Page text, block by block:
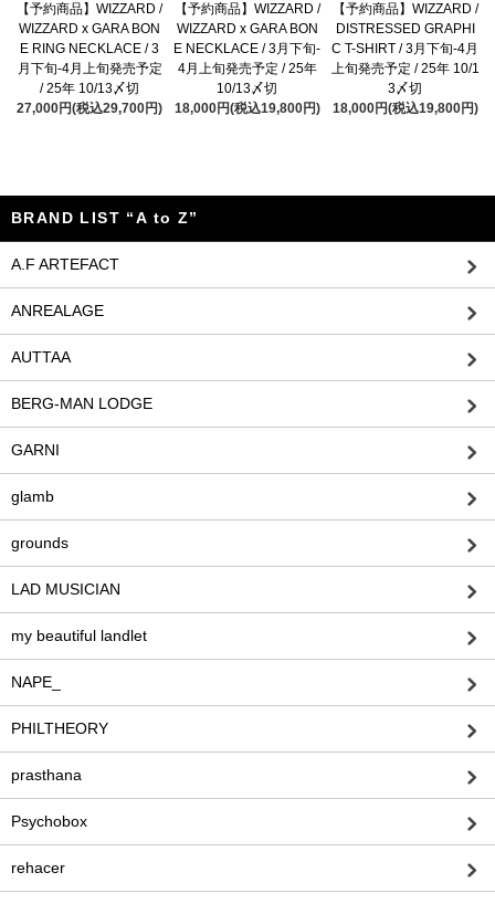
【予約商品】WIZZARD /
WIZZARD x GARA BON
E RING NECKLACE / 3
月下旬-4月上旬発売予定
/ 25年 10/13〆切
27,000円(税込29,700円)
【予約商品】WIZZARD /
WIZZARD x GARA BON
E NECKLACE / 3月下旬-
4月上旬発売予定 / 25年
10/13〆切
18,000円(税込19,800円)
【予約商品】WIZZARD /
DISTRESSED GRAPHI
C T-SHIRT / 3月下旬-4月
上旬発売予定 / 25年 10/1
3〆切
18,000円(税込19,800円)
BRAND LIST “A to Z”
A.F ARTEFACT
ANREALAGE
AUTTAA
BERG-MAN LODGE
GARNI
glamb
grounds
LAD MUSICIAN
my beautiful landlet
NAPE_
PHILTHEORY
prasthana
Psychobox
rehacer